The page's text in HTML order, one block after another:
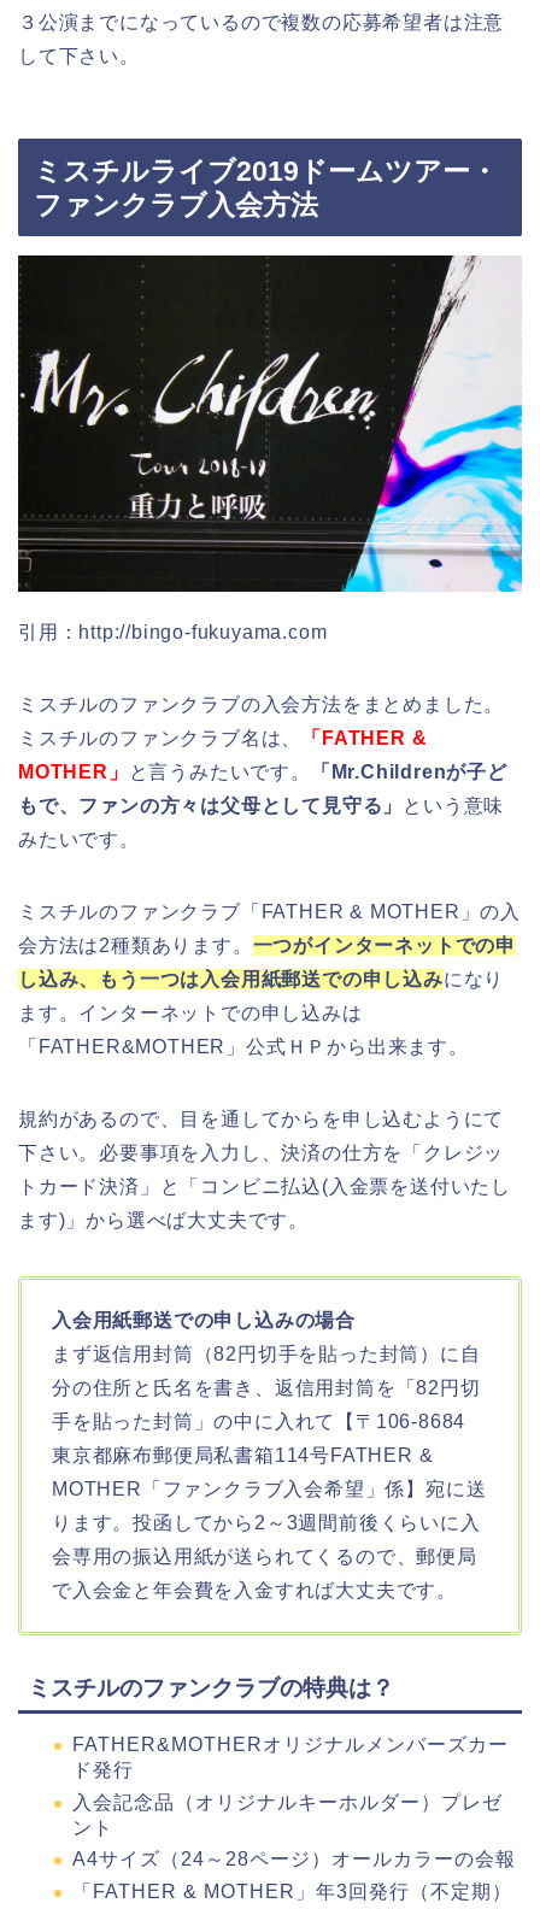
３公演までになっているので複数の応募希望者は注意
して下さい。
ミスチルライブ2019ドームツアー・
ファンクラブ入会方法
引用：http://bingo-fukuyama.com
ミスチルのファンクラブの入会方法をまとめました。
ミスチルのファンクラブ名は、
「FATHER &
MOTHER」
と言うみたいです。
「Mr.Childrenが子ど
もで、ファンの方々は父母として見守る」
という意味
みたいです。
ミスチルのファンクラブ「FATHER & MOTHER」の入
会方法は2種類あります。 一つがインターネットでの申
し込み、もう一つは入会用紙郵送での申し込みになり
ます。インターネットでの申し込みは
「FATHER&MOTHER」公式ＨＰから出来ます。
規約があるので、目を通してからを申し込むようにて
下さい。必要事項を入力し、決済の仕方を「クレジッ
トカード決済」と「コンビニ払込(入金票を送付いたし
ます)」から選べば大丈夫です。
入会用紙郵送での申し込みの場合
まず返信用封筒（82円切手を貼った封筒）に自
分の住所と氏名を書き、返信用封筒を「82円切
手を貼った封筒」の中に入れて【〒106-8684
東京都麻布郵便局私書箱114号FATHER &
MOTHER「ファンクラブ入会希望」係】宛に送
ります。投函してから2～3週間前後くらいに入
会専用の振込用紙が送られてくるので、郵便局
で入会金と年会費を入金すれば大丈夫です。
ミスチルのファンクラブの特典は？
FATHER&MOTHERオリジナルメンバーズカー
ド発行
入会記念品（オリジナルキーホルダー）プレゼ
ント
A4サイズ（24～28ページ）オールカラーの会報
「FATHER & MOTHER」年3回発行（不定期）